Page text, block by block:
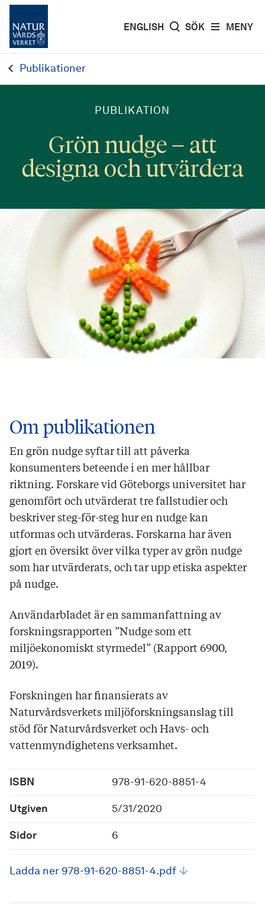
MENY
ENGLISH SÖK
Publikationer
PUBLIKATION
Grön nudge – att
designa och utvärdera
Om publikationen
En grön nudge syftar till att påverka
konsumenters beteende i en mer hållbar
riktning. Forskare vid Göteborgs universitet har
genomfört och utvärderat tre fallstudier och
beskriver steg-för-steg hur en nudge kan
utformas och utvärderas. Forskarna har även
gjort en översikt över vilka typer av grön nudge
som har utvärderats, och tar upp etiska aspekter
på nudge.
Användarbladet är en sammanfattning av
forskningsrapporten ”Nudge som ett
miljöekonomiskt styrmedel” (Rapport 6900,
2019).
Forskningen har finansierats av
Naturvårdsverkets miljöforskningsanslag till
stöd för Naturvårdsverket och Havs- och
vattenmyndighetens verksamhet.
ISBN 978-91-620-8851-4
Utgiven 5/31/2020
Sidor 6
Ladda ner 978-91-620-8851-4.pdf